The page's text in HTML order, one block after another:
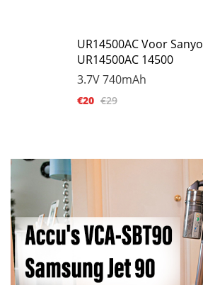
UR14500AC Voor Sanyo
UR14500AC 14500
3.7V740mAh
€20 €29